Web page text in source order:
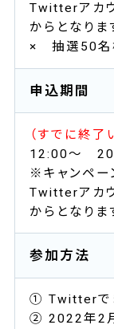
Twitterアカ
からとなり
× 抽選50名
申込期間
（すでに終了
12:00～
※キャンペー
Twitterアカ
からとなりま
参加方法
① Twitterで
② 2022年2月